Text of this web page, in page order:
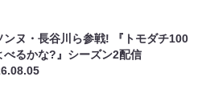
ンヌ・長谷川ら参戦! 『トモダチ100
べるかな?』シーズン2配信